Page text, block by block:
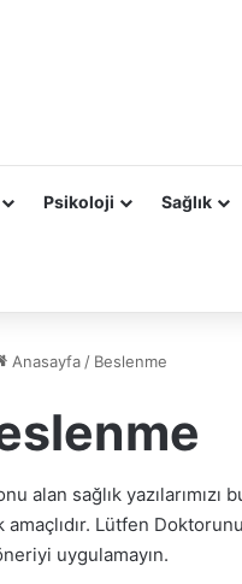
Psikoloji Sağlık
Anasayfa / Beslenme
alan sağlık yazılarımızı
Lütfen
uygulamayın.